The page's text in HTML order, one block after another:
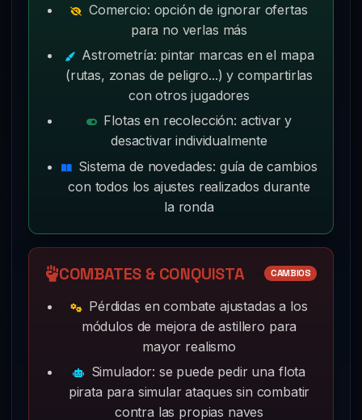
Comercio: opción de ignorar ofertas
para no verlas más
Astrometría: pintar marcas en el mapa
(rutas, zonas de peligro...) y compartirlas
con otros jugadores
Flotas en recolección: activar y
desactivar individualmente
Sistema de novedades: guía de cambios
con todos los ajustes realizados durante
la ronda
COMBATES & CONQUISTA CAMBIOS
Pérdidas en combate ajustadas a los
módulos de mejora de astillero para
mayor realismo
Simulador: se puede pedir una flota
pirata para simular ataques sin combatir
contra las propias naves